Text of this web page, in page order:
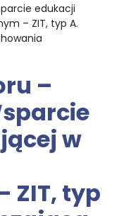
edukacji
– ZIT, typ A.
–
w
ZIT, typ